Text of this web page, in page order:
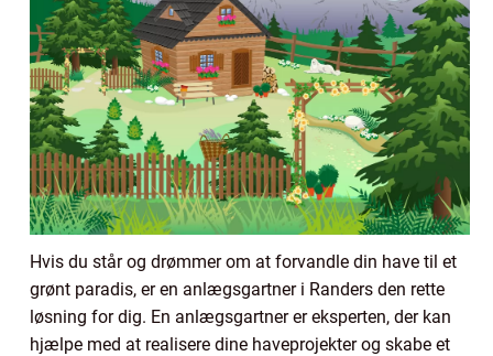
Hvis du står og drømmer om at forvandle din have til et
grønt paradis, er en anlægsgartner i Randers den rette
løsning for dig. En anlægsgartner er eksperten, der kan
hjælpe med at realisere dine haveprojekter og skabe et